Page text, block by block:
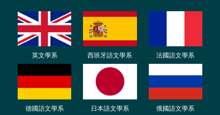
英文學系 西班牙語文學系 法國語文學系
德國語文學系 日本語文學系 俄國語文學系